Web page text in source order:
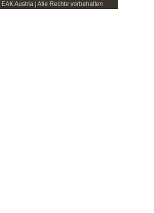
Austria | Alle Rechte vorbehalten